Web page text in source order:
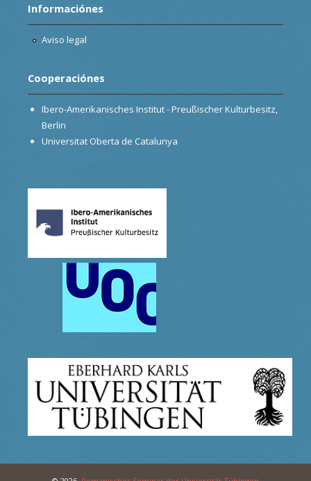
Informaciónes
Aviso legal
Cooperaciónes
Ibero-Amerikanisches Institut - Preußischer Kulturbesitz,
Berlin
Universitat Oberta de Catalunya